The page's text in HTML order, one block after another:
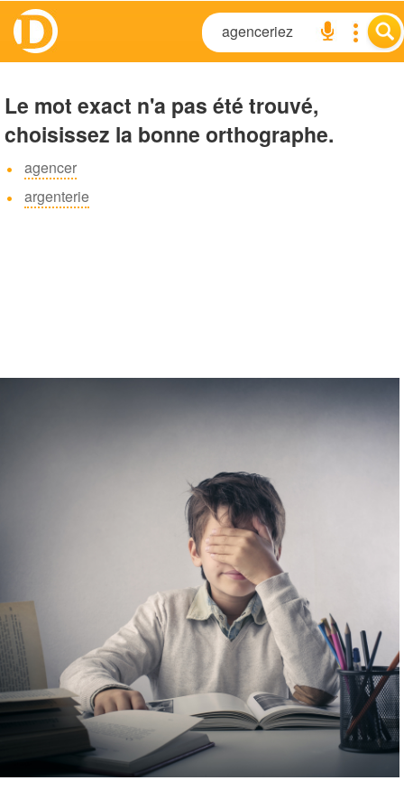
Le mot exact n'a pas été trouvé,
choisissez la bonne orthographe.
agencer
argenterie